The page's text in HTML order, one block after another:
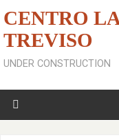
CENTRO
TREVISO
UNDER CONSTRUCTION